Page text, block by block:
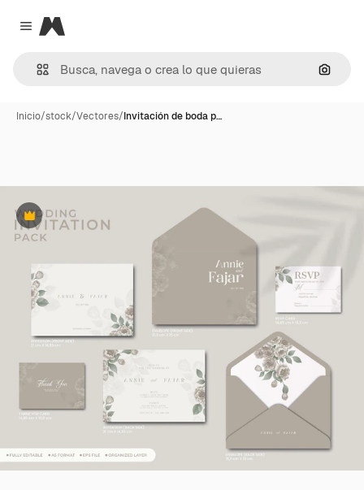
Close menu
Magnific
Inicio/stock/Vectores/Invitación de boda p…
Premium